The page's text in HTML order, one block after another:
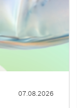
07.08.2026